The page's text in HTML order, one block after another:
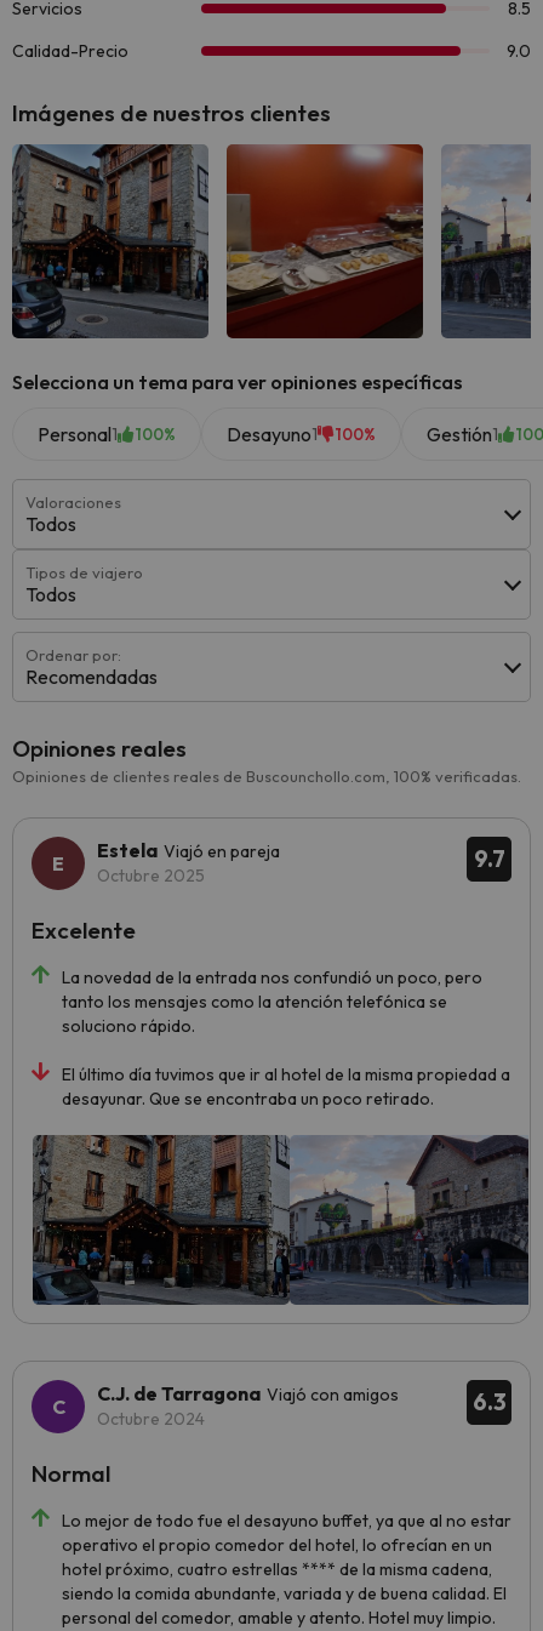
Imágenes de nuestros clientes
Selecciona un tema para ver opiniones específicas
Personal1 100% Desayuno1 100% Gestión1
Valoraciones
Todos
Tipos de viajero
Todos
Ordenar por:
Recomendadas
Opiniones reales
Opiniones de clientes reales de Buscounchollo.com, 100% verificadas.
9.7
Estela Viajó en pareja
Octubre 2025
La novedad de la entrada nos confundió un poco, pero
tanto los mensajes como la atención telefónica se
soluciono rápido.
El último día tuvimos que ir al hotel de la misma propiedad a
desayunar. Que se encontraba un poco retirado.
Excelente
6.3
C.J. de Tarragona Viajó con amigos
Octubre 2024
Lo mejor de todo fue el desayuno buffet, ya que al no estar
operativo el propio comedor del hotel, lo ofrecían en un
hotel próximo, cuatro estrellas **** de la misma cadena,
siendo la comida abundante, variada y de buena calidad. El
personal del comedor, amable y atento. Hotel muy limpio.
Normal